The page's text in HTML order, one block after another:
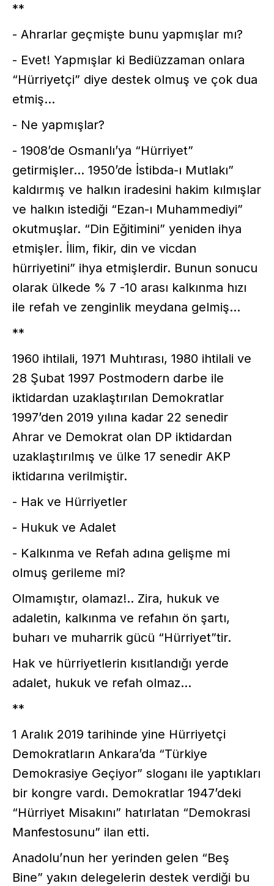
**
- Ahrarlar geçmişte bunu yapmışlar mı?
- Evet! Yapmışlar ki Bediüzzaman onlara
“Hürriyetçi” diye destek olmuş ve çok dua
etmiş...
- Ne yapmışlar?
- 1908’de Osmanlı’ya “Hürriyet”
getirmişler... 1950’de İstibda-ı Mutlakı”
kaldırmış ve halkın iradesini hakim kılmışlar
ve halkın istediği “Ezan-ı Muhammediyi”
okutmuşlar. “Din Eğitimini” yeniden ihya
etmişler. İlim, fikir, din ve vicdan
hürriyetini” ihya etmişlerdir. Bunun sonucu
olarak ülkede % 7 -10 arası kalkınma hızı
ile refah ve zenginlik meydana gelmiş...
**
1960 ihtilali, 1971 Muhtırası, 1980 ihtilali ve
28 Şubat 1997 Postmodern darbe ile
iktidardan uzaklaştırılan Demokratlar
1997’den 2019 yılına kadar 22 senedir
Ahrar ve Demokrat olan DP iktidardan
uzaklaştırılmış ve ülke 17 senedir AKP
iktidarına verilmiştir.
- Hak ve Hürriyetler
- Hukuk ve Adalet
- Kalkınma ve Refah adına gelişme mi
olmuş gerileme mi?
Olmamıştır, olamaz!.. Zira, hukuk ve
adaletin, kalkınma ve refahın ön şartı,
buharı ve muharrik gücü “Hürriyet”tir.
Hak ve hürriyetlerin kısıtlandığı yerde
adalet, hukuk ve refah olmaz...
**
1 Aralık 2019 tarihinde yine Hürriyetçi
Demokratların Ankara’da “Türkiye
Demokrasiye Geçiyor” sloganı ile yaptıkları
bir kongre vardı. Demokratlar 1947’deki
“Hürriyet Misakını” hatırlatan “Demokrasi
Manfestosunu” ilan etti.
Anadolu’nun her yerinden gelen “Beş
Bine” yakın delegelerin destek verdiği bu